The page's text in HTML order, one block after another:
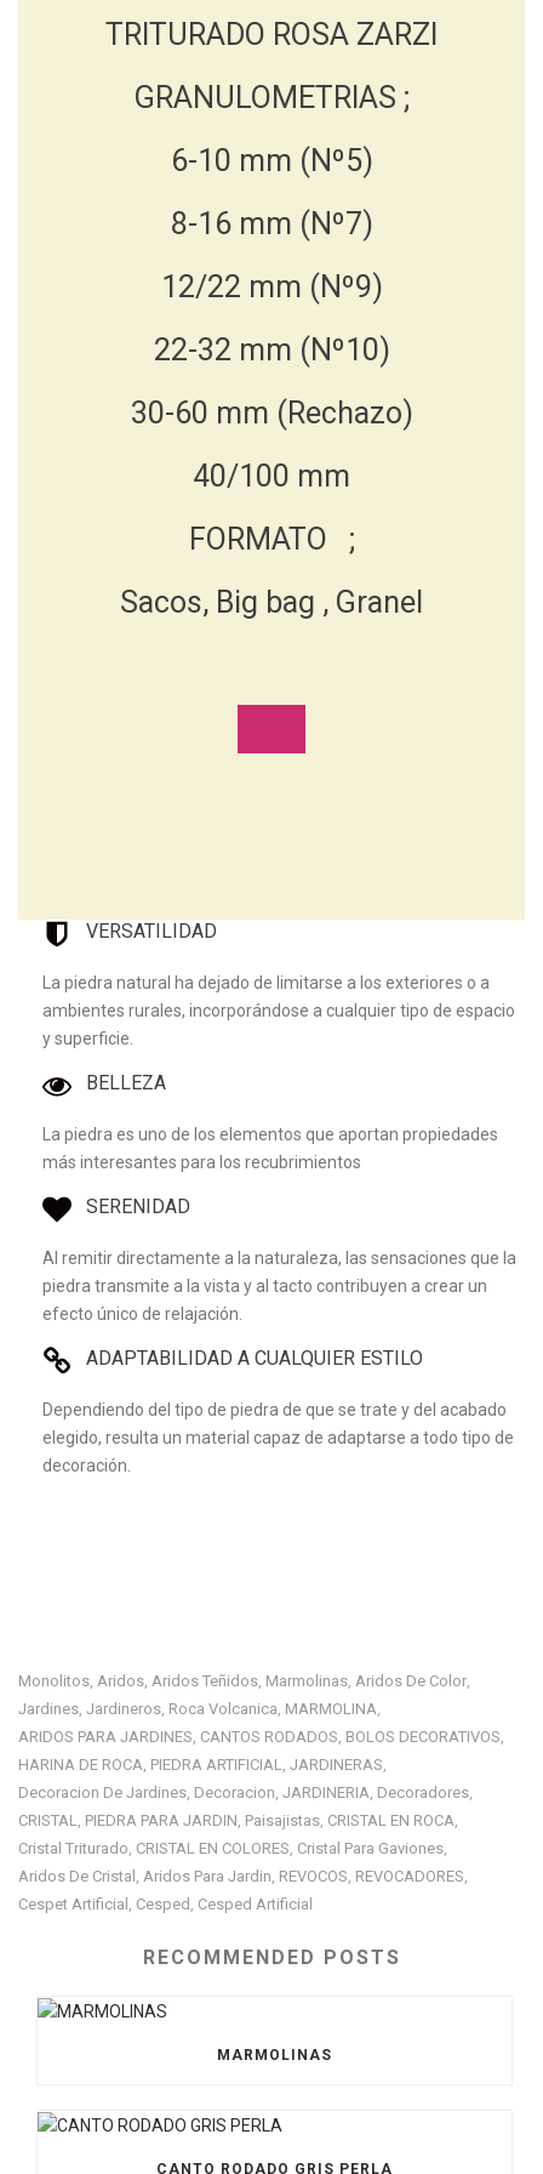
TRITURADO ROSA ZARZI
GRANULOMETRIAS ;
6-10 mm (Nº5)
8-16 mm (Nº7)
12/22 mm (Nº9)
22-32 mm (Nº10)
30-60 mm (Rechazo)
40/100 mm
FORMATO ;
Sacos, Big bag , Granel
VERSATILIDAD
La piedra natural ha dejado de limitarse a los exteriores o a
ambientes rurales, incorporándose a cualquier tipo de espacio
y superficie.
BELLEZA
La piedra es uno de los elementos que aportan propiedades
más interesantes para los recubrimientos
SERENIDAD
Al remitir directamente a la naturaleza, las sensaciones que la
piedra transmite a la vista y al tacto contribuyen a crear un
efecto único de relajación.
ADAPTABILIDAD A CUALQUIER ESTILO
Dependiendo del tipo de piedra de que se trate y del acabado
elegido, resulta un material capaz de adaptarse a todo tipo de
decoración.
Monolitos, Aridos, Aridos Teñidos, Marmolinas, Aridos De Color,
Jardines, Jardineros, Roca Volcanica, MARMOLINA,
ARIDOS PARA JARDINES, CANTOS RODADOS, BOLOS DECORATIVOS,
HARINA DE ROCA, PIEDRA ARTIFICIAL, JARDINERAS,
Decoracion De Jardines, Decoracion, JARDINERIA, Decoradores,
CRISTAL, PIEDRA PARA JARDIN, Paisajistas, CRISTAL EN ROCA,
Cristal Triturado, CRISTAL EN COLORES, Cristal Para Gaviones,
Aridos De Cristal , Aridos Para Jardin, REVOCOS, REVOCADORES,
Cespet Artificial , Cesped , Cesped Artificial
RECOMMENDED POSTS
MARMOLINAS
CANTO RODADO GRIS PERLA